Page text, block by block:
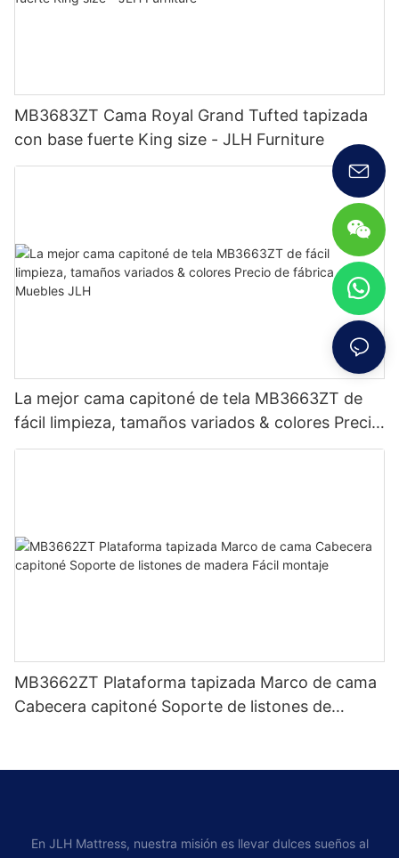
MB3683ZT Cama Royal Grand Tufted tapizada
con base fuerte King size - JLH Furniture
La mejor cama capitoné de tela MB3663ZT de
fácil limpieza, tamaños variados & colores Precio
de fábrica - Muebles JLH
MB3662ZT Plataforma tapizada Marco de cama
Cabecera capitoné Soporte de listones de
En JLH Mattress, nuestra misión es llevar dulces sueños al